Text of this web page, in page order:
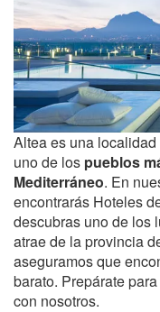
Altea es una
uno de los pueblos
Mediterráneo. En
encontrarás Hoteles
descubras uno de los
atrae de la provincia
aseguramos que
barato. Prepárate
con nosotros.